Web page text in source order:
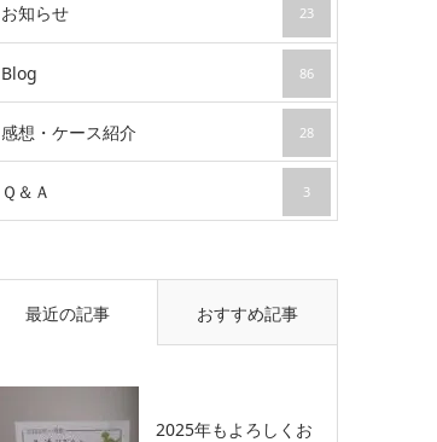
お知らせ 23
Blog 86
感想・ケース紹介 28
Ｑ＆Ａ 3
最近の記事 おすすめ記事
2025年もよろしくお